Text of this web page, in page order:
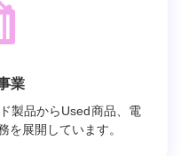
業
製品からUsed商品、電
を展開しています。